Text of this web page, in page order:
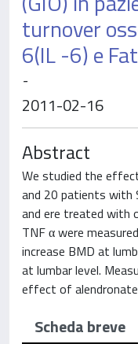
turnover
6(IL -6) e
-
2011-02-16
Abstract
We studied the
and 20 patients with
and ere treated with
TNF α were
increase BMD at
at lumbar level.
effect of
Scheda breve